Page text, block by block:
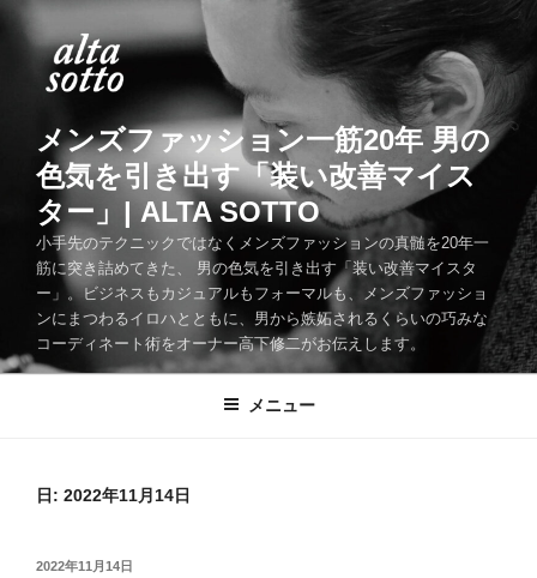
メンズファッション一筋20年 男の
色気を引き出す「装い改善マイス
ター」| ALTA SOTTO
小手先のテクニックではなくメンズファッションの真髄を20年一
筋に突き詰めてきた、 男の色気を引き出す「装い改善マイスタ
ー」。ビジネスもカジュアルもフォーマルも、メンズファッショ
ンにまつわるイロハとともに、男から嫉妬されるくらいの巧みな
コーディネート術をオーナー高下修二がお伝えします。
メニュー
日: 2022年11月14日
投
2022年11月14日